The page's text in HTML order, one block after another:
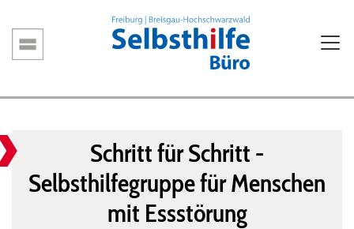
zum
Inhalt
Hauptnavigation
Schritt für Schritt -
Selbsthilfegruppe für Menschen
mit Essstörung